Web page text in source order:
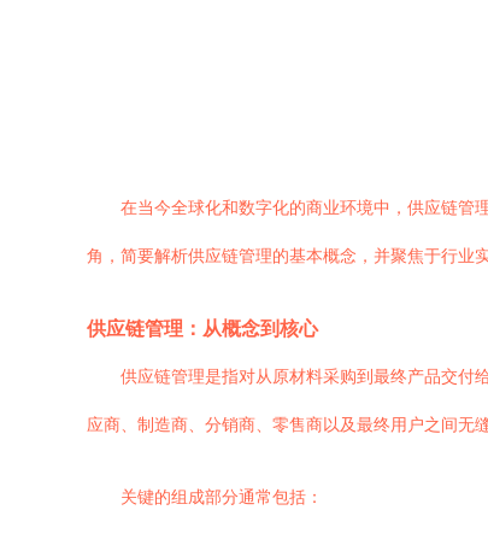
在当今全球化和数字化的商业环境中，供应链管
角，简要解析供应链管理的基本概念，并聚焦于行
供应链管理：从概念到核心
供应链管理是指对从原材料采购到最终产品交付
应商、制造商、分销商、零售商以及最终用户之间无
关键的组成部分通常包括：